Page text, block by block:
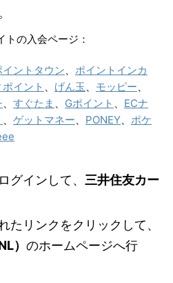
トの入会ページ：
イントタウン
ポイントインカ
イント げん玉 モッピー
すぐたま Gポイント
ECナ
ゲットマネー PONEY
ポケ
グインして、 三井住友カー
たリンクをクリックして、
） のホームページへ行